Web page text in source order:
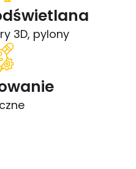
3D, pylony